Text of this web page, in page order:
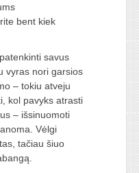
bent kiek
savus
vyras nori garsios
– tokiu atveju
kol pavyks atrasti
– išsinuomoti
Vėlgi
tačiau šiuo